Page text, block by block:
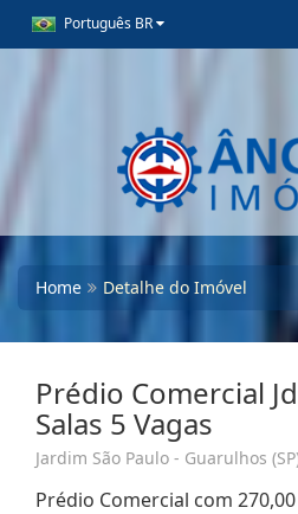
Português BR
Home Detalhe do Imóvel
Prédio Comercial
Salas 5 Vagas
Jardim São Paulo - Guarulhos
Prédio Comercial com